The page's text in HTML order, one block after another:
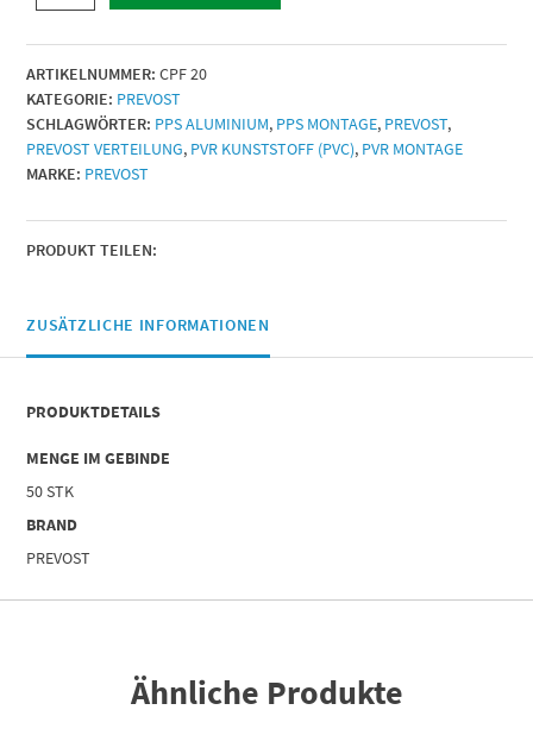
M8
D20
Menge
ARTIKELNUMMER: CPF 20
KATEGORIE: PREVOST
SCHLAGWÖRTER: PPS ALUMINIUM, PPS MONTAGE, PREVOST,
PREVOST VERTEILUNG, PVR KUNSTSTOFF (PVC), PVR MONTAGE
MARKE: PREVOST
PRODUKT TEILEN:
ZUSÄTZLICHE INFORMATIONEN
PRODUKTDETAILS
MENGE IM GEBINDE
50 STK
BRAND
PREVOST
Ähnliche Produkte